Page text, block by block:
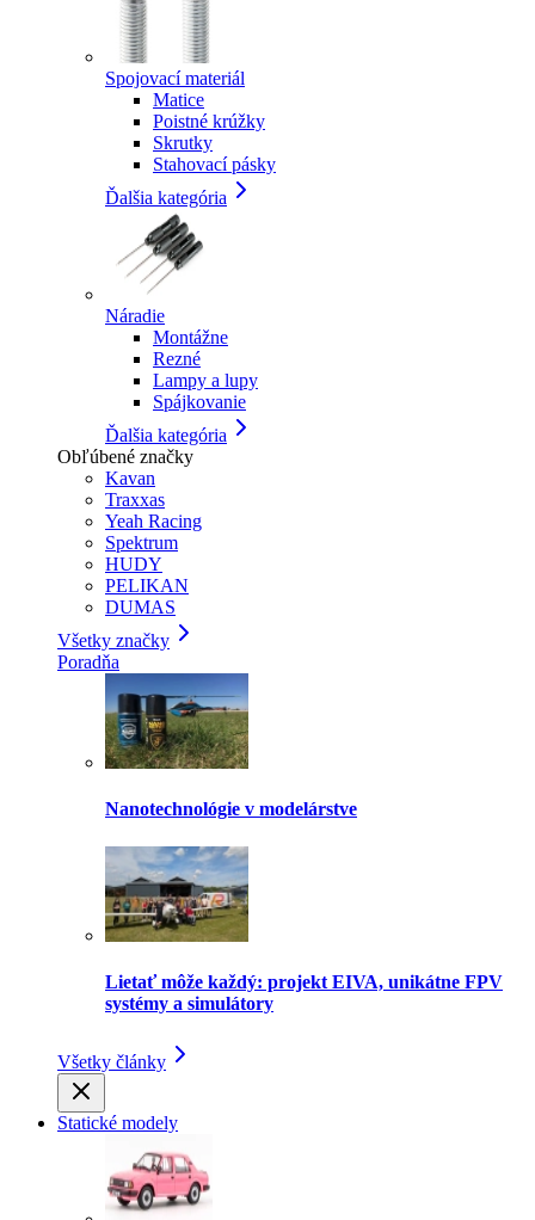
Spojovací materiál
Matice
Poistné krúžky
Skrutky
Stahovací pásky
Ďalšia kategória
Náradie
Montážne
Rezné
Lampy a lupy
Spájkovanie
Ďalšia kategória
Obľúbené značky
Kavan
Traxxas
Yeah Racing
Spektrum
HUDY
PELIKAN
DUMAS
Všetky značky
Poradňa
Nanotechnológie v modelárstve
Lietať môže každý: projekt EIVA, unikátne FPV
systémy a simulátory
Všetky články
Statické modely